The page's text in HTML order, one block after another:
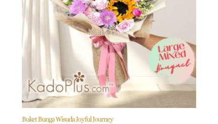
Buket Bunga Wisuda Joyful Journey